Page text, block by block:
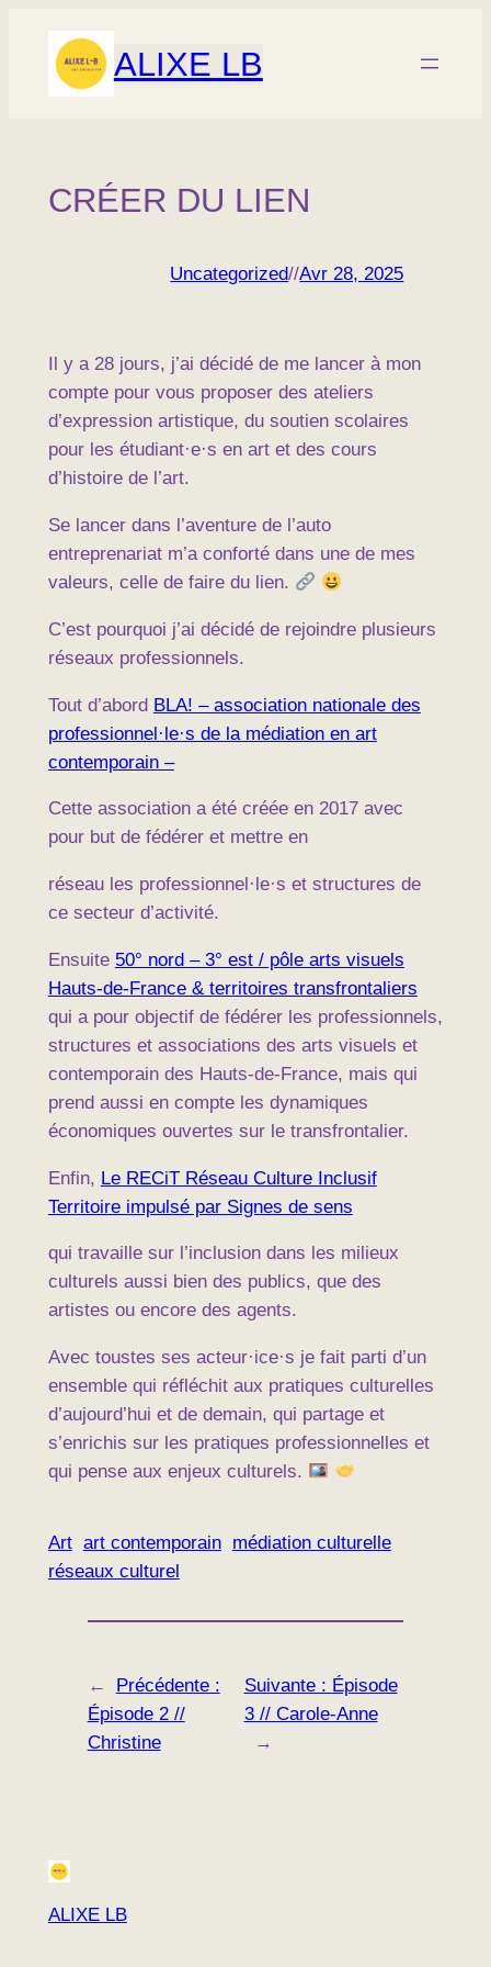
contenu
ALIXE LB
CRÉER DU LIEN
Uncategorized//Avr 28, 2025
Il y a 28 jours, j’ai décidé de me lancer à mon
compte pour vous proposer des ateliers
d’expression artistique, du soutien scolaires
pour les étudiant·e·s en art et des cours
d’histoire de l’art.
Se lancer dans l’aventure de l’auto
entreprenariat m’a conforté dans une de mes
valeurs, celle de faire du lien.
C’est pourquoi j’ai décidé de rejoindre plusieurs
réseaux professionnels.
Tout d’abord BLA! – association nationale des
professionnel·le·s de la médiation en art
contemporain –
Cette association a été créée en 2017 avec
pour but de fédérer et mettre en
réseau les professionnel·le·s et structures de
ce secteur d’activité.
Ensuite 50° nord – 3° est / pôle arts visuels
Hauts-de-France & territoires transfrontaliers
qui a pour objectif de fédérer les professionnels,
structures et associations des arts visuels et
contemporain des Hauts-de-France, mais qui
prend aussi en compte les dynamiques
économiques ouvertes sur le transfrontalier.
Enfin, Le RECiT Réseau Culture Inclusif
Territoire impulsé par Signes de sens
qui travaille sur l’inclusion dans les milieux
culturels aussi bien des publics, que des
artistes ou encore des agents.
Avec toustes ses acteur·ice·s je fait parti d’un
ensemble qui réfléchit aux pratiques culturelles
d’aujourd’hui et de demain, qui partage et
s’enrichis sur les pratiques professionnelles et
qui pense aux enjeux culturels.
Art art contemporain médiation culturelle
réseaux culturel
←
Précédente :
Épisode 2 //
Christine
Suivante : Épisode
3 // Carole-Anne
→
ALIXE LB